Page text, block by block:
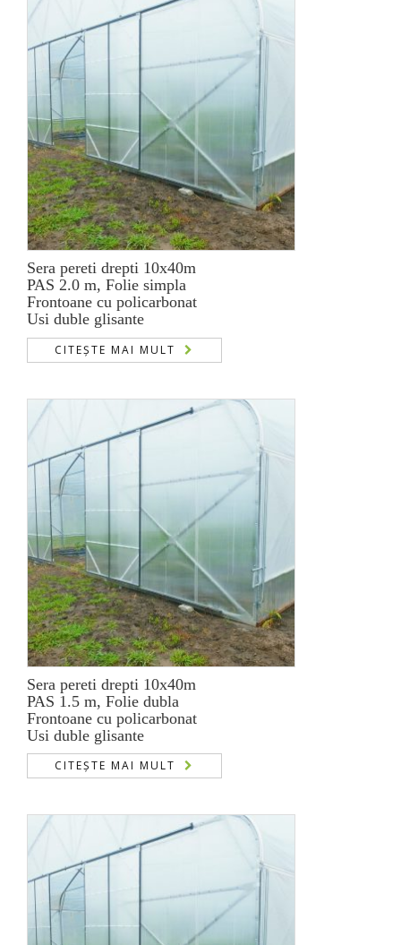
Sera pereti drepti 10x40m
PAS 2.0 m, Folie simpla
Frontoane cu policarbonat
Usi duble glisante
CITEȘTE MAI MULT
Sera pereti drepti 10x40m
PAS 1.5 m, Folie dubla
Frontoane cu policarbonat
Usi duble glisante
CITEȘTE MAI MULT